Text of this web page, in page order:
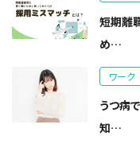
短期離
め…
ワーク
うつ病
知…